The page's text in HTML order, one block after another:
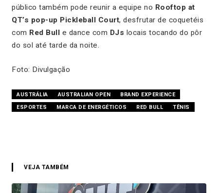
público também pode reunir a equipe no Rooftop at
QT’s pop-up Pickleball Court, desfrutar de coquetéis
com Red Bull e dance com DJs locais tocando do pôr
do sol até tarde da noite.
Foto: Divulgação
AUSTRÁLIA AUSTRALIAN OPEN
BRAND EXPERIENCE
ESPORTES
MARCA DE ENERGÉTICOS RED BULL TÊNIS
VEJA TAMBÉM